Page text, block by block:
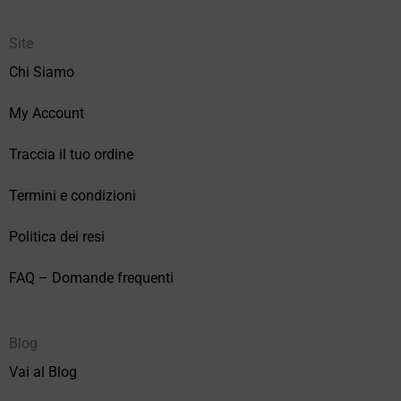
Site
Chi Siamo
My Account
Traccia il tuo ordine
Termini e condizioni
Politica dei resi
FAQ – Domande frequenti
Blog
Vai al Blog